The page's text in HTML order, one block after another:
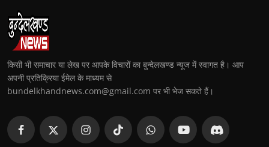
किसी भी समाचार या लेख पर आपके विचारों का बुन्देलखण्ड न्यूज में स्वागत है। आप
अपनी प्रतिक्रिया ईमेल के माध्यम से
bundelkhandnews.com@gmail.com पर भी भेज सकते हैं।